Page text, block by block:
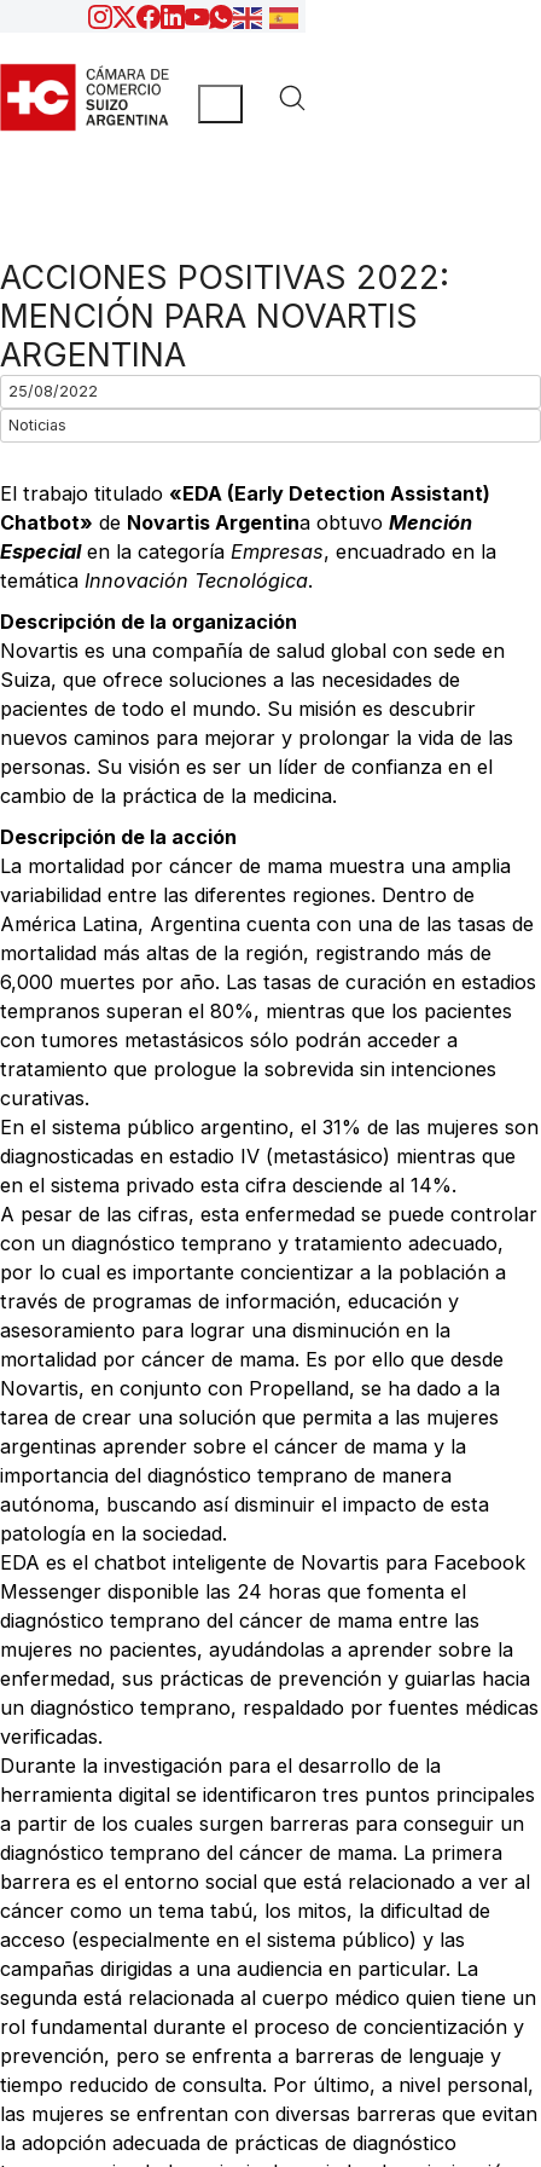
ACCIONES POSITIVAS 2022:
MENCIÓN PARA NOVARTIS
ARGENTINA
25/08/2022
Noticias
El trabajo titulado «EDA (Early Detection Assistant)
Chatbot» de Novartis Argentina obtuvo Mención
Especialen la categoría Empresas, encuadrado en la
temática Innovación Tecnológica.
Descripción de la organización
Novartis es una compañía de salud global con sede en
Suiza, que ofrece soluciones a las necesidades de
pacientes de todo el mundo. Su misión es descubrir
nuevos caminos para mejorar y prolongar la vida de las
personas. Su visión es ser un líder de confianza en el
cambio de la práctica de la medicina.
Descripción de la acción
La mortalidad por cáncer de mama muestra una amplia
variabilidad entre las diferentes regiones. Dentro de
América Latina, Argentina cuenta con una de las tasas de
mortalidad más altas de la región, registrando más de
6,000 muertes por año. Las tasas de curación en estadios
tempranos superan el 80%, mientras que los pacientes
con tumores metastásicos sólo podrán acceder a
tratamiento que prologue la sobrevida sin intenciones
curativas.
En el sistema público argentino, el 31% de las mujeres son
diagnosticadas en estadio IV (metastásico) mientras que
en el sistema privado esta cifra desciende al 14%.
A pesar de las cifras, esta enfermedad se puede controlar
con un diagnóstico temprano y tratamiento adecuado,
por lo cual es importante concientizar a la población a
través de programas de información, educación y
asesoramiento para lograr una disminución en la
mortalidad por cáncer de mama. Es por ello que desde
Novartis, en conjunto con Propelland, se ha dado a la
tarea de crear una solución que permita a las mujeres
argentinas aprender sobre el cáncer de mama y la
importancia del diagnóstico temprano de manera
autónoma, buscando así disminuir el impacto de esta
patología en la sociedad.
EDA es el chatbot inteligente de Novartis para Facebook
Messenger disponible las 24 horas que fomenta el
diagnóstico temprano del cáncer de mama entre las
mujeres no pacientes, ayudándolas a aprender sobre la
enfermedad, sus prácticas de prevención y guiarlas hacia
un diagnóstico temprano, respaldado por fuentes médicas
verificadas.
Durante la investigación para el desarrollo de la
herramienta digital se identificaron tres puntos principales
a partir de los cuales surgen barreras para conseguir un
diagnóstico temprano del cáncer de mama. La primera
barrera es el entorno social que está relacionado a ver al
cáncer como un tema tabú, los mitos, la dificultad de
acceso (especialmente en el sistema público) y las
campañas dirigidas a una audiencia en particular. La
segunda está relacionada al cuerpo médico quien tiene un
rol fundamental durante el proceso de concientización y
prevención, pero se enfrenta a barreras de lenguaje y
tiempo reducido de consulta. Por último, a nivel personal,
las mujeres se enfrentan con diversas barreras que evitan
la adopción adecuada de prácticas de diagnóstico